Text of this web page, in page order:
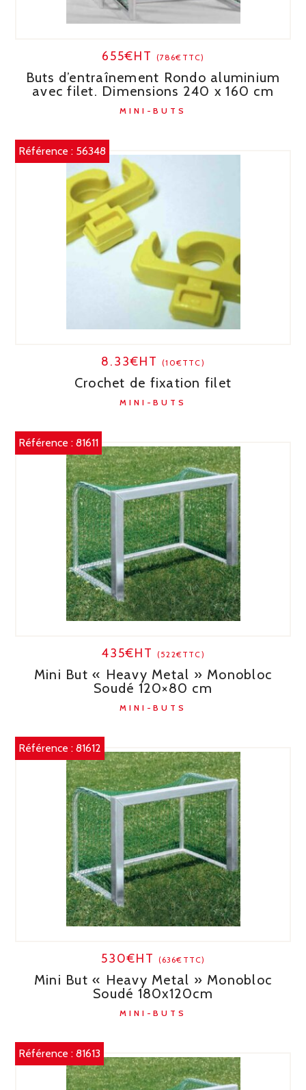
655€HT (786€TTC)
Buts d’entraînement Rondo aluminium
avec filet. Dimensions 240 x 160 cm
MINI-BUTS
Référence : 56348
8.33€HT(10€TTC)
Crochet de fixation filet
MINI-BUTS
Référence :81611
435€HT(522€TTC)
Mini But « Heavy Metal » Monobloc
Soudé 120×80 cm
MINI-BUTS
Référence :81612
530€HT (636€TTC)
Mini But « Heavy Metal » Monobloc
Soudé 180x120cm
MINI-BUTS
Référence :81613